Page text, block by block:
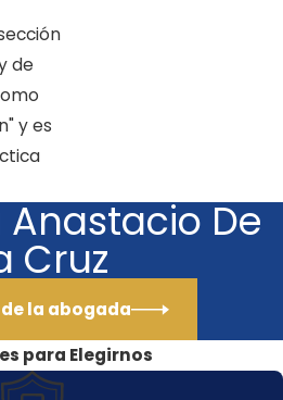
de
y es
De
Cruz
la abogada
para Elegirnos